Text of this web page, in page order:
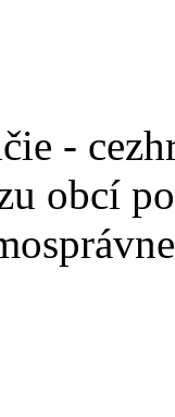
-
obcí